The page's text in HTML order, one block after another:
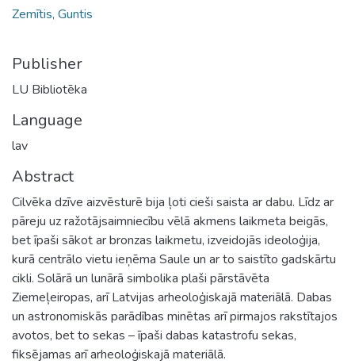
Zemītis, Guntis
Publisher
LU Bibliotēka
Language
lav
Abstract
Cilvēka dzīve aizvēsturē bija ļoti cieši saista ar dabu. Līdz ar
pāreju uz ražotājsaimniecību vēlā akmens laikmeta beigās,
bet īpaši sākot ar bronzas laikmetu, izveidojās ideoloģija,
kurā centrālo vietu ieņēma Saule un ar to saistīto gadskārtu
cikli. Solārā un lunārā simbolika plaši pārstāvēta
Ziemeļeiropas, arī Latvijas arheoloģiskajā materiālā. Dabas
un astronomiskās parādības minētas arī pirmajos rakstītajos
avotos, bet to sekas – īpaši dabas katastrofu sekas,
fiksējamas arī arheoloģiskajā materiālā.